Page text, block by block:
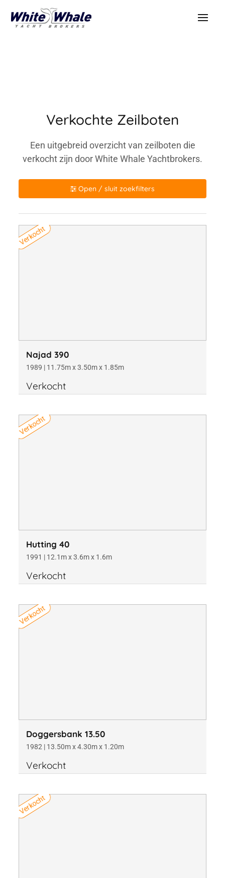
Verkochte Zeilboten
Een uitgebreid overzicht van zeilboten die
verkocht zijn door White Whale Yachtbrokers.
Open / sluit zoekfilters
Verkocht
Najad 390
1989 | 11.75m x 3.50m x 1.85m
Verkocht
Verkocht
Hutting 40
1991 | 12.1m x 3.6m x 1.6m
Verkocht
Verkocht
Doggersbank 13.50
1982 | 13.50m x 4.30m x 1.20m
Verkocht
Verkocht